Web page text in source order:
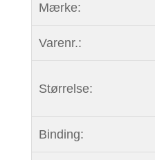
Mærke:
Varenr.:
Størrelse:
Binding: